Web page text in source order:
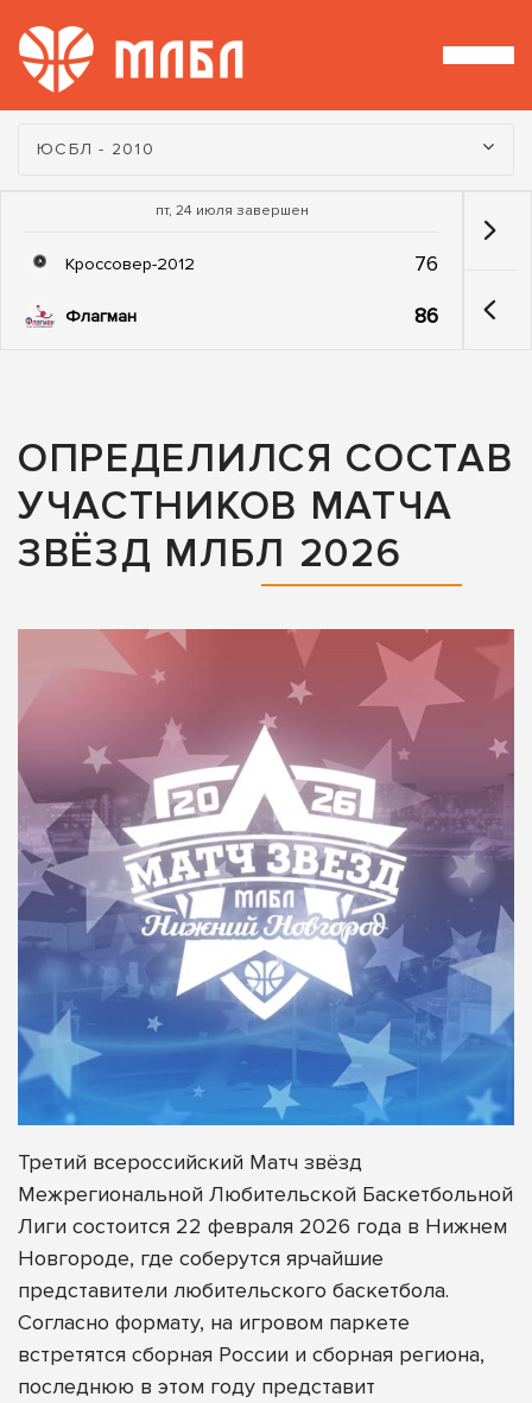
Турнир:
ЮСБЛ - 2010
пт, 24 июля завершен
Кроссовер-2012 76
Флагман 86
ОПРЕДЕЛИЛСЯ СОСТАВ
УЧАСТНИКОВ МАТЧА
ЗВЁЗД МЛБЛ 2026
Третий всероссийский Матч звёзд
Межрегиональной Любительской Баскетбольной
Лиги состоится 22 февраля 2026 года в Нижнем
Новгороде, где соберутся ярчайшие
представители любительского баскетбола.
Согласно формату, на игровом паркете
встретятся сборная России и сборная региона,
последнюю в этом году представит